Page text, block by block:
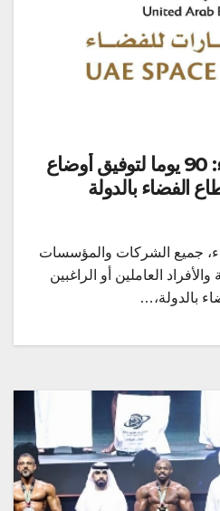
وكالة الإمارات للفضاء: 90 يوما لتوفيق أوضاع
الفضاء بالدولة
جميع الشركات والمؤسسات
العاملين أو الراغبين
بالدولة،…